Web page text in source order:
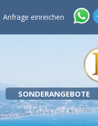
Anfrage einreichen
SONDERANGEBOTE